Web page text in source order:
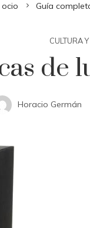
Guía
CULTURA
de
Horacio Germán